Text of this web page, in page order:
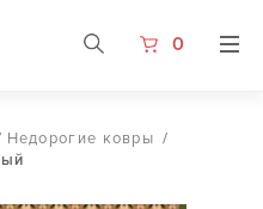
0
Недорогие ковры /